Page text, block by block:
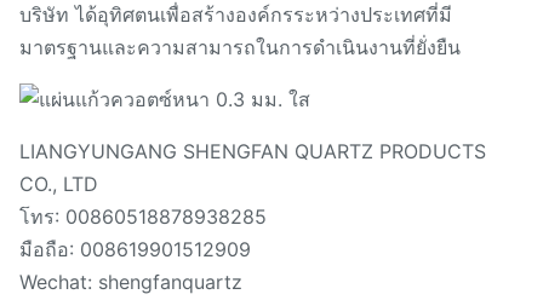
บริษัท ได้อุทิศตนเพื่อสร้างองค์กรระหว่างประเทศที่มี
มาตรฐานและความสามารถในการดำเนินงานที่ยั่งยืน
LIANGYUNGANG SHENGFAN QUARTZ PRODUCTS
CO., LTD
โทร: 00860518878938285
มือถือ: 008619901512909
Wechat: shengfanquartz